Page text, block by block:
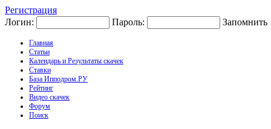
Регистрация
Логин:
Пароль: Запомнить
Главная
Статьи
Календарь и Результаты скачек
Ставки
База Ипподром.РУ
Рейтинг
Видео скачек
Форум
Поиск